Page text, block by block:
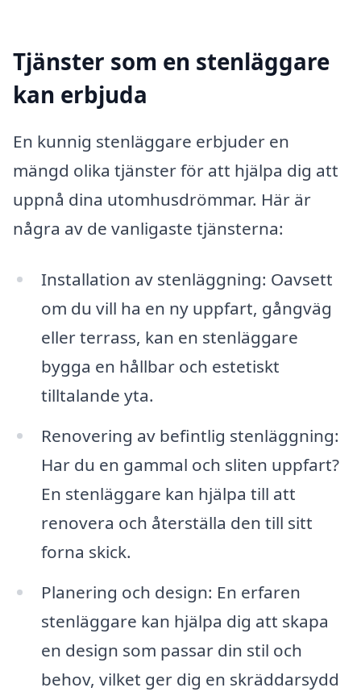
Tjänster som en stenläggare
kan erbjuda
En kunnig stenläggare erbjuder en
mängd olika tjänster för att hjälpa dig att
uppnå dina utomhusdrömmar. Här är
några av de vanligaste tjänsterna:
Installation av stenläggning: Oavsett
om du vill ha en ny uppfart, gångväg
eller terrass, kan en stenläggare
bygga en hållbar och estetiskt
tilltalande yta.
Renovering av befintlig stenläggning:
Har du en gammal och sliten uppfart?
En stenläggare kan hjälpa till att
renovera och återställa den till sitt
forna skick.
Planering och design: En erfaren
stenläggare kan hjälpa dig att skapa
en design som passar din stil och
behov, vilket ger dig en skräddarsydd